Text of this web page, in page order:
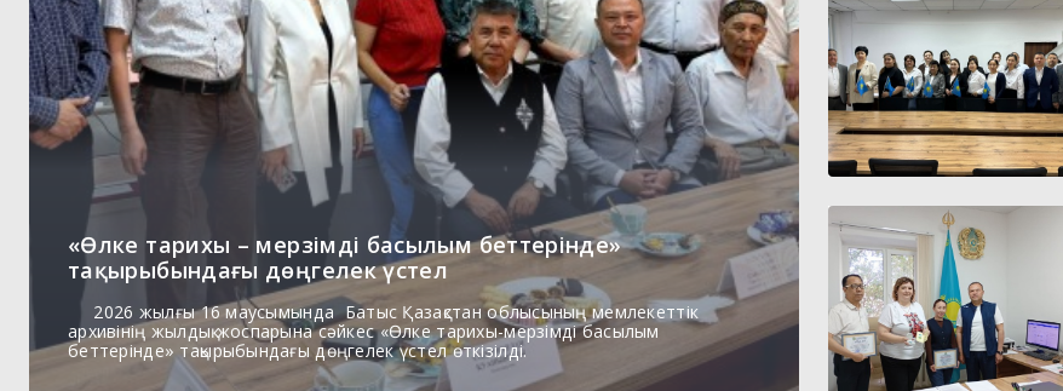
«Өлке тарихы – мерзімді басылым беттерінде»
тақырыбындағы дөңгелек үстел
2026 жылғы 16 маусымында Батыс Қазақстан облысының мемлекеттік
архивінің жылдық жоспарына сәйкес «Өлке тарихы-мерзімді басылым
беттерінде» тақырыбындағы дөңгелек үстел өткізілді.